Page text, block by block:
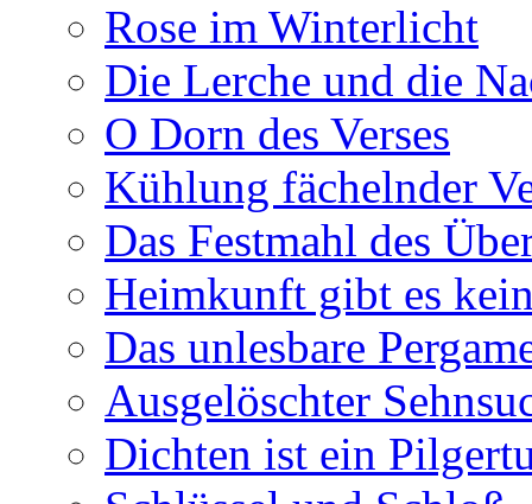
Rose im Winterlicht
Die Lerche und die
O Dorn des Verses
Kühlung fächelnder
Das Festmahl des
Heimkunft gibt es
Das unlesbare
Ausgelöschter
Dichten ist ein